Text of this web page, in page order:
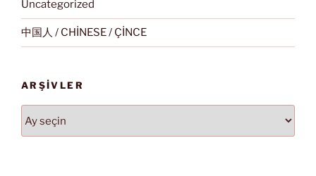
Uncategorized
中国人 / CHİNESE / ÇİNCE
ARŞIVLER